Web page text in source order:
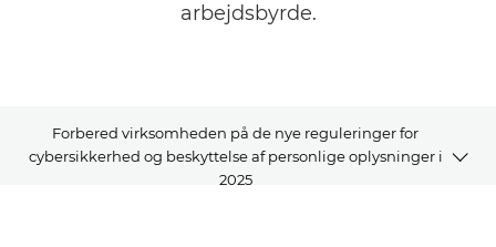
arbejdsbyrde.
Forbered virksomheden på de nye reguleringer for
cybersikkerhed og beskyttelse af personlige oplysninger i
2025